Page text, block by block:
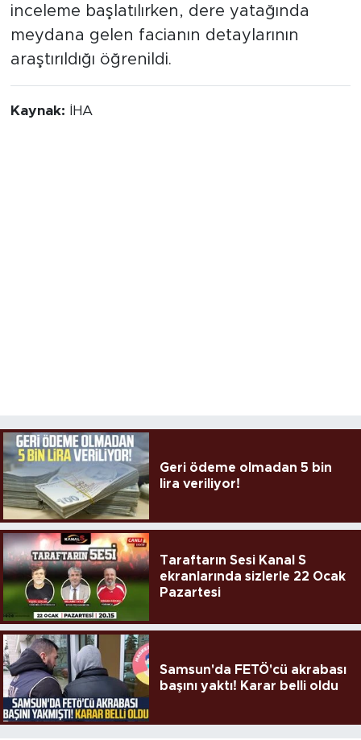
inceleme başlatılırken, dere yatağında
meydana gelen facianın detaylarının
araştırıldığı öğrenildi.
Kaynak: İHA
Geri ödeme olmadan 5 bin
lira veriliyor!
Taraftarın Sesi Kanal S
ekranlarında sizlerle 22 Ocak
Pazartesi
Samsun'da FETÖ'cü akrabası
başını yaktı! Karar belli oldu